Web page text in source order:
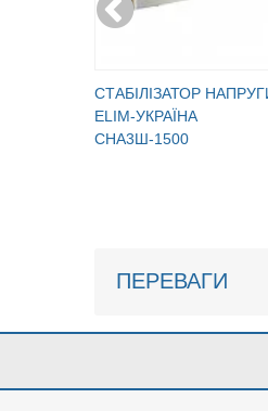
CТАБІЛІЗАТОР
ELIM-УКРАЇНА
СНА3Ш-1500
ПЕРЕВАГИ